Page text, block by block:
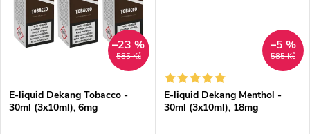
ů
585 Kč
–23 %
E-liquid Dekang Tobacco -
30ml (3x10ml), 6mg
585 Kč
–5 %
E-liquid Dekang Menthol -
30ml (3x10ml), 18mg